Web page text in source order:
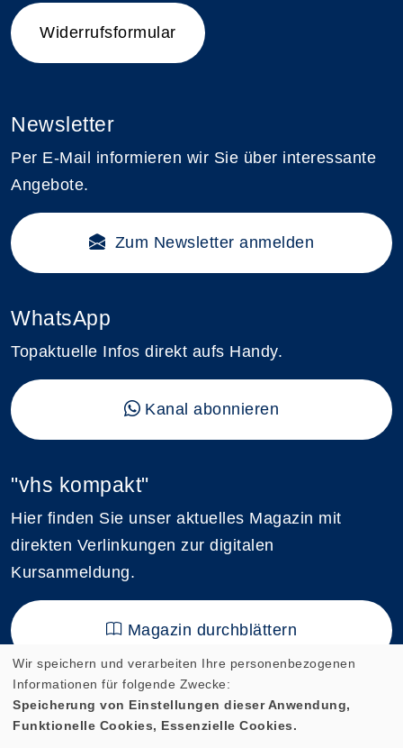
Widerrufsformular
Newsletter
Per E-Mail informieren wir Sie über interessante
Angebote.
Zum Newsletter anmelden
WhatsApp
Topaktuelle Infos direkt aufs Handy.
Kanal abonnieren
"vhs kompakt"
Hier finden Sie unser aktuelles Magazin mit
direkten Verlinkungen zur digitalen
Kursanmeldung.
Magazin durchblättern
Cookie Einstellungen
Wir speichern und verarbeiten Ihre personenbezogenen
Informationen für folgende Zwecke:
Speicherung von Einstellungen dieser Anwendung,
Funktionelle Cookies, Essenzielle Cookies.